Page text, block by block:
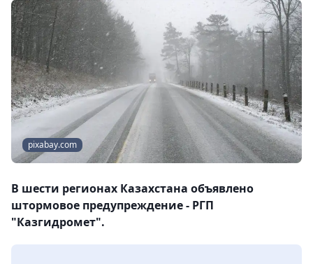
pixabay.com
В шести регионах Казахстана объявлено
штормовое предупреждение - РГП
"Казгидромет".